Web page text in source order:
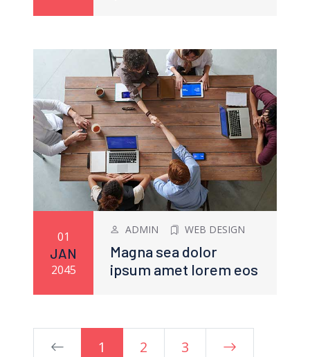
01
JAN
2045
ADMIN WEB DESIGN
Magna sea dolor
ipsum amet lorem eos
1 2 3